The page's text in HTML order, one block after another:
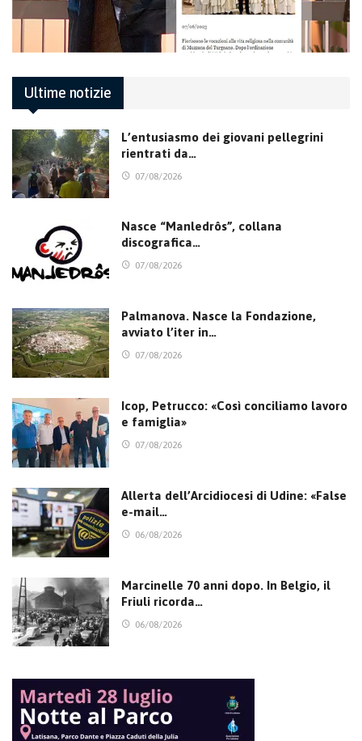
Ultime notizie
L’entusiasmo dei giovani pellegrini
rientrati da…
07/08/2026
Nasce “Manledrôs”, collana
discografica…
07/08/2026
Palmanova. Nasce la Fondazione,
avviato l’iter in…
07/08/2026
Icop, Petrucco: «Così conciliamo lavoro
e famiglia»
07/08/2026
Allerta dell’Arcidiocesi di Udine: «False
e-mail…
06/08/2026
Marcinelle 70 anni dopo. In Belgio, il
Friuli ricorda…
06/08/2026